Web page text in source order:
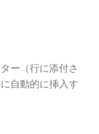
ー（行に添付さ
自動的に挿入す